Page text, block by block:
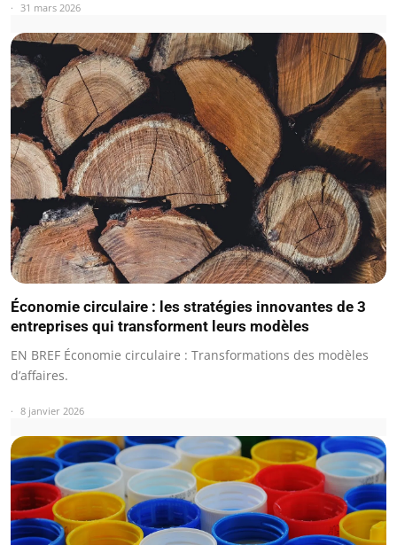
31 mars 2026
Économie circulaire : les stratégies innovantes de 3
entreprises qui transforment leurs modèles
EN BREF Économie circulaire : Transformations des modèles
d’affaires.
8 janvier 2026